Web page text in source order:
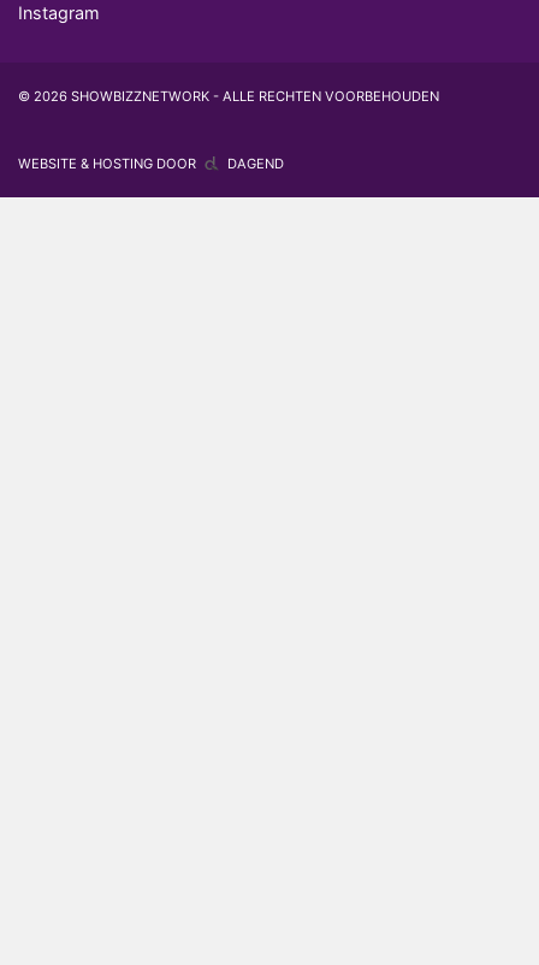
Instagram
© 2026 SHOWBIZZNETWORK - ALLE RECHTEN VOORBEHOUDEN
WEBSITE & HOSTING DOOR DAGEND